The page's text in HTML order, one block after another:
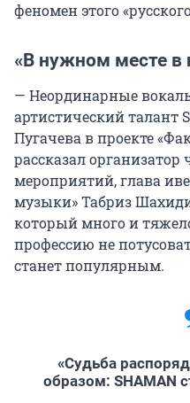
феномен этого
«В нужном месте в
— Неординарные
артистический талант
Пугачева в проекте
рассказал
мероприятий, глава
музыки» Табриз
который много и
профессию не
станет популярным.
«Судьба
образом: SHAMAN